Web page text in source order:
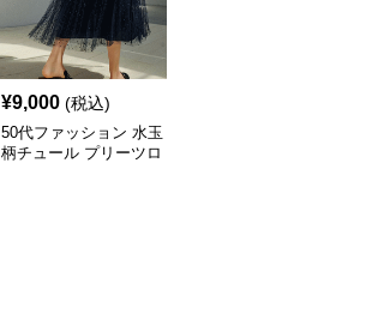
¥9,000 (税込)
50代ファッション 水玉
柄チュール プリーツロ